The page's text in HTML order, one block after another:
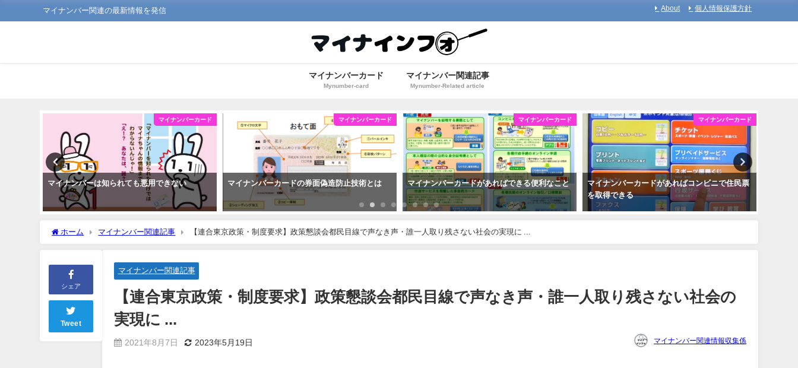
マイナンバー関連の最新情報を発信 About 個人情報保護方針
マイナンバーカード
Mynumber-card
マイナンバー関連記事
Mynumber-Related article
マイナンバーカード
マイナンバーは知られても悪用できない
マイナンバーカード
マイナンバーカードの券面偽造防止技術とは
マイナンバーカード
マイナンバーカードがあればできる便利なこと
マイナンバーカード
マイナンバーカードがあればコンビニで住民票
を取得できる
ホーム マイナンバー関連記事 【連合東京政策・制度要求】政策懇談会都民目線で声なき声・誰一人取り残さない社会の実現に ...
シェア
Tweet
マイナンバー関連記事
【連合東京政策・制度要求】政策懇談会都民目線で声なき声・誰一人取り残さない社会の
実現に ...
2021年8月7日 2023年5月19日 マイナンバー関連情報収集係